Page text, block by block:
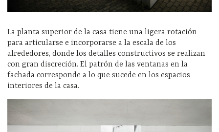
La planta superior de la casa tiene una ligera rotación
para articularse e incorporarse a la escala de los
alrededores, donde los detalles constructivos se realizan
con gran discreción. El patrón de las ventanas en la
fachada corresponde a lo que sucede en los espacios
interiores de la casa.